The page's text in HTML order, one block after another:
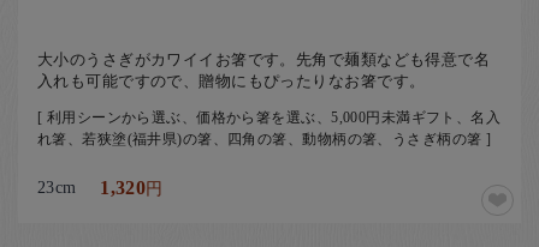
大小のうさぎがカワイイお箸です。先角で麺類なども得意で名
入れも可能ですので、贈物にもぴったりなお箸です。
[ 利用シーンから選ぶ、価格から箸を選ぶ、5,000円未満ギフト、名入
れ箸、若狭塗(福井県)の箸、四角の箸、動物柄の箸、うさぎ柄の箸 ]
23cm 1,320円